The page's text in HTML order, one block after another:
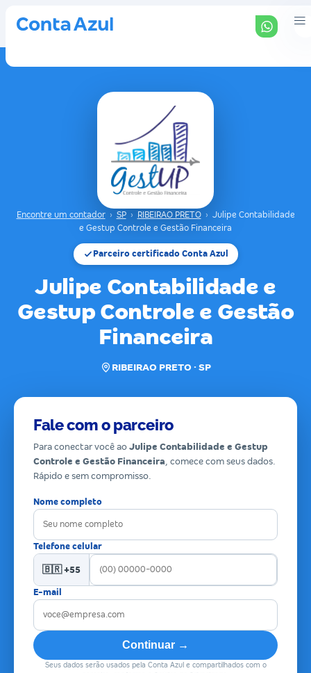
Encontre um contador › SP › RIBEIRAO PRETO › Julipe Contabilidade
e Gestup Controle e Gestão Financeira
Parceiro certificado Conta Azul
Julipe Contabilidade e
Gestup Controle e Gestão
Financeira
RIBEIRAO PRETO · SP
Fale com o parceiro
Para conectar você ao Julipe Contabilidade e Gestup
Controle e Gestão Financeira, comece com seus dados.
Rápido e sem compromisso.
Nome completo
Telefone celular
🇧🇷 +55
E-mail
Continuar →
Seus dados serão usados pela Conta Azul e compartilhados com o